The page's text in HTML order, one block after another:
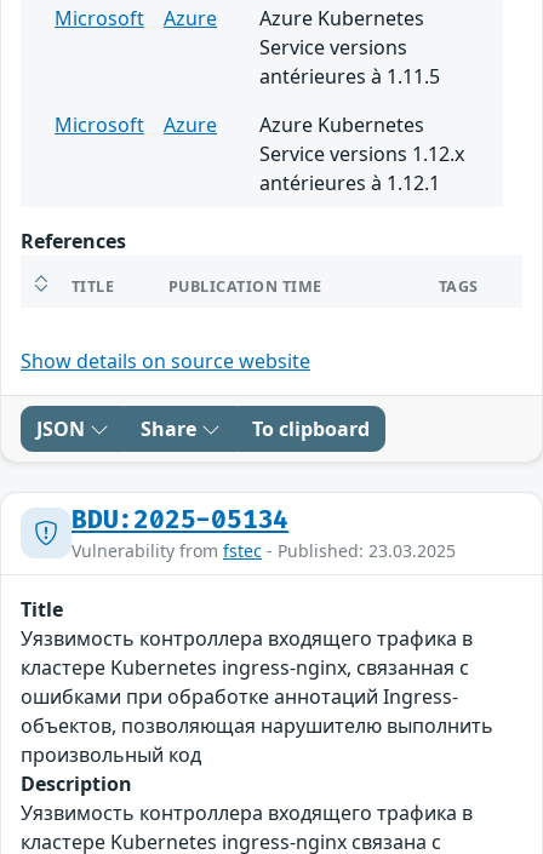
Microsoft Azure
Azure Kubernetes
Service versions
antérieures à 1.11.5
Microsoft
Azure
Azure Kubernetes
Service versions 1.12.x
antérieures à 1.12.1
References
TITLE PUBLICATION TIME TAGS
Show details on source website
JSON Share To clipboard
BDU:2025-05134
Vulnerability from fstec - Published: 23.03.2025
Title
Уязвимость контроллера входящего трафика в
кластере Kubernetes ingress-nginx, связанная с
ошибками при обработке аннотаций Ingress-
объектов, позволяющая нарушителю выполнить
произвольный код
Description
Уязвимость контроллера входящего трафика в
кластере Kubernetes ingress-nginx связана с